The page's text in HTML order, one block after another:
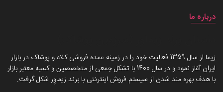
درباره ما
زیما از سال 1359 فعالیت خود را در زمینه عمده فروشی کلاه و پوشاک در بازار
ایران آغاز نمود و در سال 1400 با تشکل جمعی از متخصصین و کسبه معتبر بازار
با هدف بهره مند شدن از سیستم فروش اینترنتی با برند زیماوِر شکل گرفت.